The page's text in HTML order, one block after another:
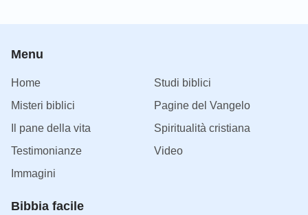
Menu
Home
Studi biblici
Misteri biblici
Pagine del Vangelo
Il pane della vita
Spiritualità cristiana
Testimonianze
Video
Immagini
Bibbia facile